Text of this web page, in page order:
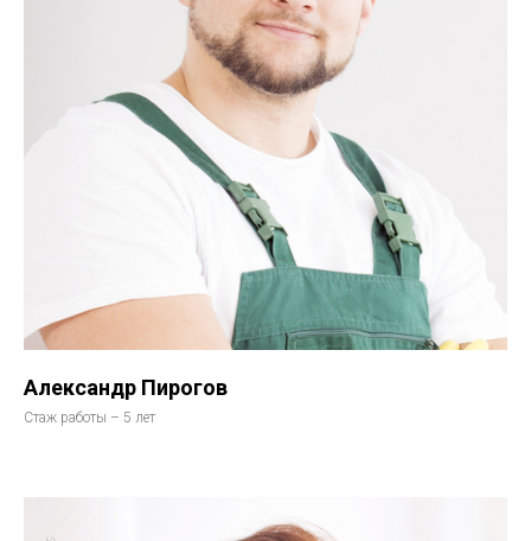
Александр Пирогов
Стаж работы – 5 лет